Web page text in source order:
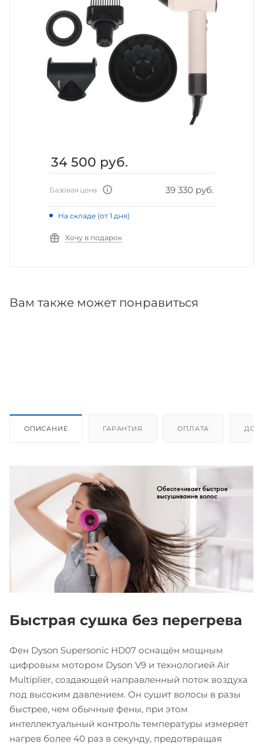
34 500 руб.
Базовая цена 39 330 руб.
На складе (от 1 дня)
Хочу в подарок
Вам также может понравиться
ОПИСАНИЕ ГАРАНТИЯ ОПЛАТА
Быстрая сушка без перегрева
Фен Dyson Supersonic HD07 оснащён мощным
цифровым мотором Dyson V9 и технологией Air
Multiplier, создающей направленный поток воздуха
под высоким давлением. Он сушит волосы в разы
быстрее, чем обычные фены, при этом
интеллектуальный контроль температуры измеряет
нагрев более 40 раз в секунду, предотвращая